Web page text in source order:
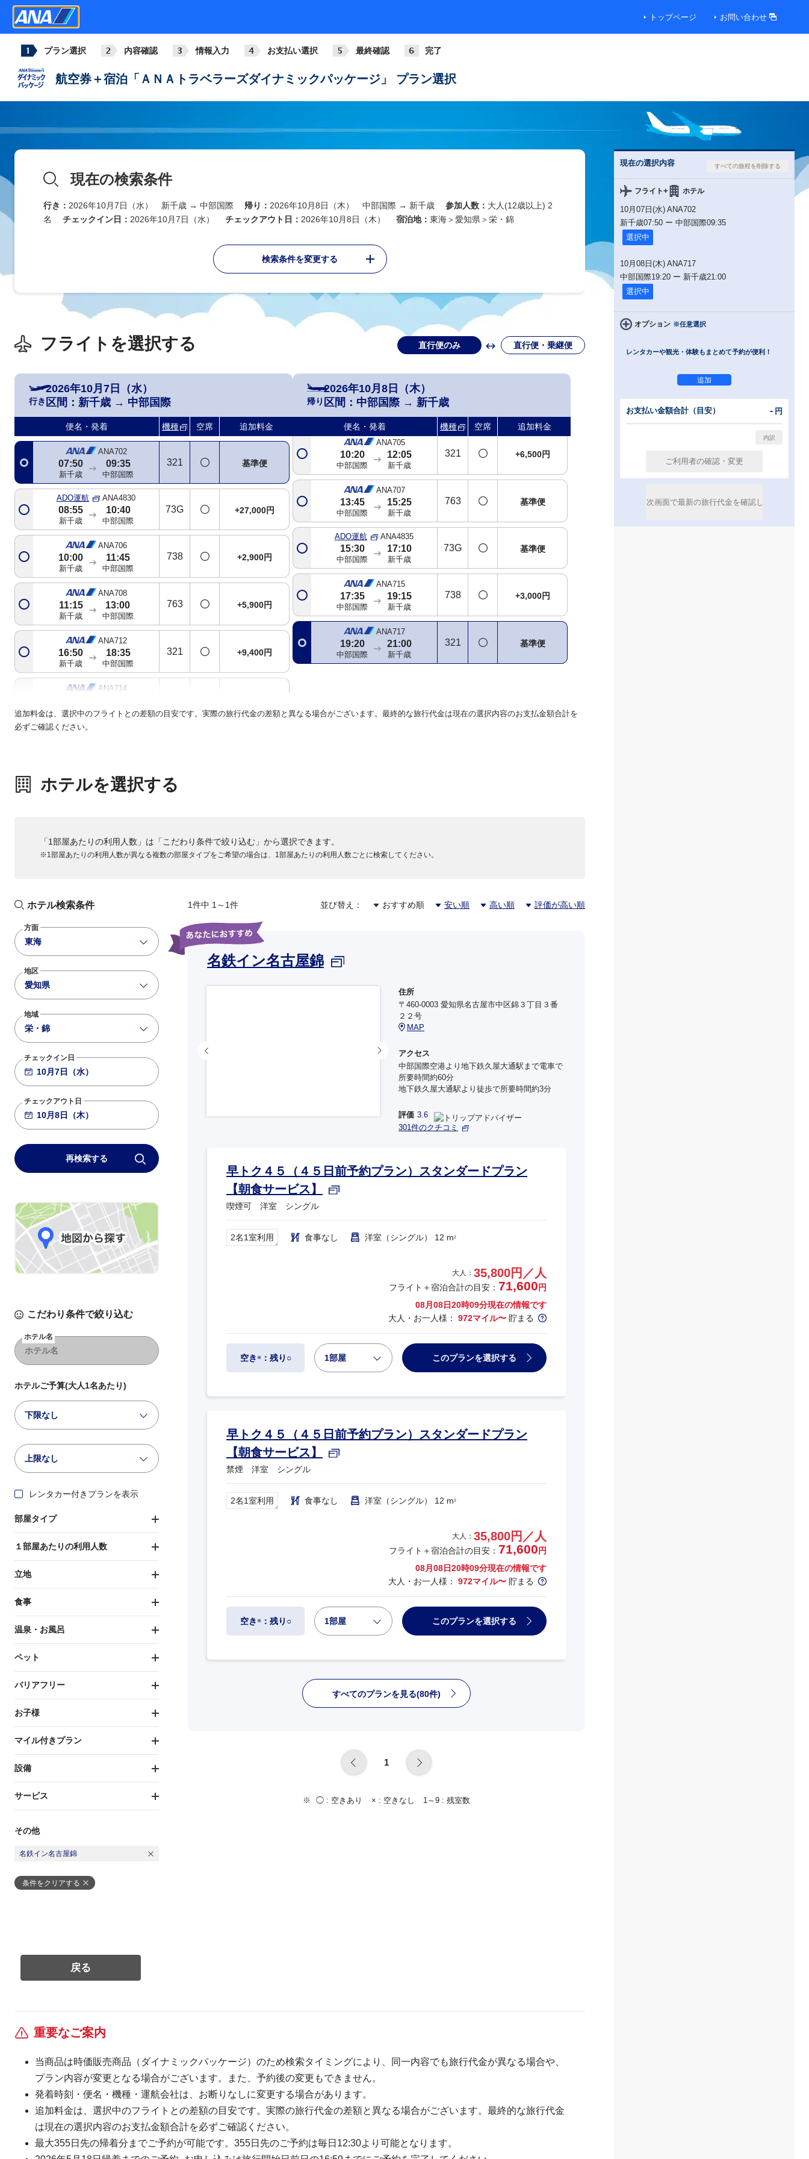
トップページ お問い合わせ
プラン選択 内容確認 情報入力 お支払い選択 最終確認 完了
航空券＋宿泊「ＡＮＡトラベラーズダイナミックパッケージ」 プラン選択
現在の検索条件
行き： 2026年10月7日（水） 新千歳 → 中部国際 帰り： 2026年10月8日（木） 中部国際 → 新千歳 参加人数： 大人(12歳以上) 2
名
チェックイン日： 2026年10月7日（水） チェックアウト日： 2026年10月8日（木） 宿泊地： 東海＞愛知県＞栄・錦
検索条件を変更する
フライトを選択する 直行便のみ 直行便・乗継便
行き
2026年10月7日（水）
区間： 新千歳 → 中部国際
便名・発着 機種 空席 追加料金
ANA702
07:50
新千歳
09:35
中部国際
321 基準便
ADO運航 ANA4830
08:55
新千歳
10:40
中部国際
73G +27,000円
ANA706
10:00
新千歳
11:45
中部国際
738 +2,900円
ANA708
11:15
新千歳
13:00
中部国際
763 +5,900円
ANA712
16:50
新千歳
18:35
中部国際
321 +9,400円
ANA714
新千歳 中部国際
帰り
2026年10月8日（木）
区間： 中部国際→ 新千歳
便名・発着 機種 空席 追加料金
ANA701
ANA703
08:40
中部国際
10:25
新千歳
763
ANA705
10:20
中部国際
12:05
新千歳
321 +6,500円
ANA707
13:45
中部国際
15:25
新千歳
763 基準便
ADO運航 ANA4835
15:30
中部国際
17:10
新千歳
73G 基準便
ANA715
17:35
中部国際
19:15
新千歳
738 +3,000円
ANA717
19:20
中部国際
21:00
新千歳
321 基準便
追加料金は、選択中のフライトとの差額の目安です。実際の旅行代金の差額と異なる場合がございます。最終的な旅行代金は現在の選択内容のお支払金額合計を
必ずご確認ください。
ホテルを選択する
「1部屋あたりの利用人数」は「こだわり条件で絞り込む」から選択できます。
※1部屋あたりの利用人数が異なる複数の部屋タイプをご希望の場合は、1部屋あたりの利用人数ごとに検索してください。
ホテル検索条件
方面
東海
地区
愛知県
地域
栄・錦
チェックイン日
チェックアウト日
再検索する
こだわり条件で絞り込む
ホテル名
ホテルご予算(大人1名あたり)
下限なし
上限なし
レンタカー付きプランを表示
部屋タイプ
１部屋あたりの利用人数
立地
食事
温泉・お風呂
ペット
バリアフリー
お子様
マイル付きプラン
設備
サービス
その他
名鉄イン名古屋錦
条件をクリアする
1件中 1～1件 並び替え： おすすめ順 安い順 高い順 評価が高い順
名鉄イン名古屋錦
住所
〒460-0003 愛知県名古屋市中区錦３丁目３番
２２号
MAP
アクセス
中部国際空港より地下鉄久屋大通駅まで電車で
所要時間約60分
地下鉄久屋大通駅より徒歩で所要時間約3分
評価 3.6
301件のクチコミ
早トク４５（４５日前予約プラン）スタンダードプラン
【朝食サービス】
喫煙可 洋室 シングル
2名1室利用 食事なし 洋室（シングル） 12 m2
大人： 35,800円／人
フライト＋宿泊合計の目安： 71,600 円
08月08日20時09分現在の情報です
大人・お一人様： 972マイル〜 貯まる
空き ※：残り○ 1部屋 このプランを選択する
早トク４５（４５日前予約プラン）スタンダードプラン
【朝食サービス】
禁煙 洋室 シングル
2名1室利用 食事なし 洋室（シングル） 12 m2
大人： 35,800円／人
フライト＋宿泊合計の目安： 71,600 円
08月08日20時09分現在の情報です
大人・お一人様： 972マイル〜 貯まる
空き ※：残り○ 1部屋 このプランを選択する
すべてのプランを見る(80件)
1
◯ : 空きあり × : 空きなし 1～9 : 残室数
重要なご案内
当商品は時価販売商品（ダイナミックパッケージ）のため検索タイミングにより、同一内容でも旅行代金が異なる場合や、
プラン内容が変更となる場合がございます。また、予約後の変更もできません。
発着時刻・便名・機種・運航会社は、お断りなしに変更する場合があります。
追加料金は、選択中のフライトとの差額の目安です。実際の旅行代金の差額と異なる場合がございます。最終的な旅行代金
は現在の選択内容のお支払金額合計を必ずご確認ください。
最大355日先の帰着分までご予約が可能です。355日先のご予約は毎日12:30より可能となります。
現在の選択内容
フライト+ ホテル
10月07日(水) ANA702
新千歳07:50 ー 中部国際09:35
選択中
10月08日(木) ANA717
中部国際19:20 ー 新千歳21:00
選択中
オプション ※任意選択
レンタカーや観光・体験もまとめて予約が便利！
お支払い金額合計（目安） - 円